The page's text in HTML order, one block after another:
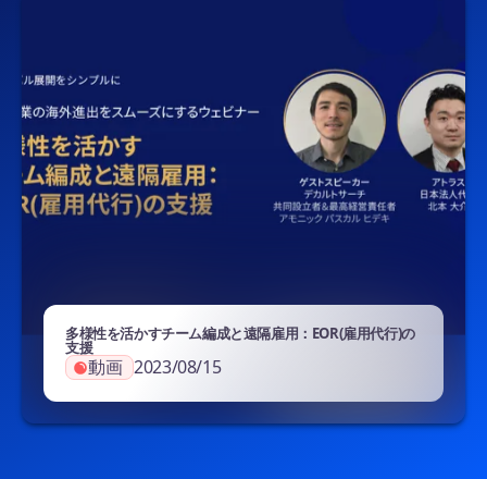
多様性を活かすチーム編成と遠隔雇用：EOR(雇用代行)の
支援
動画 2023/08/15